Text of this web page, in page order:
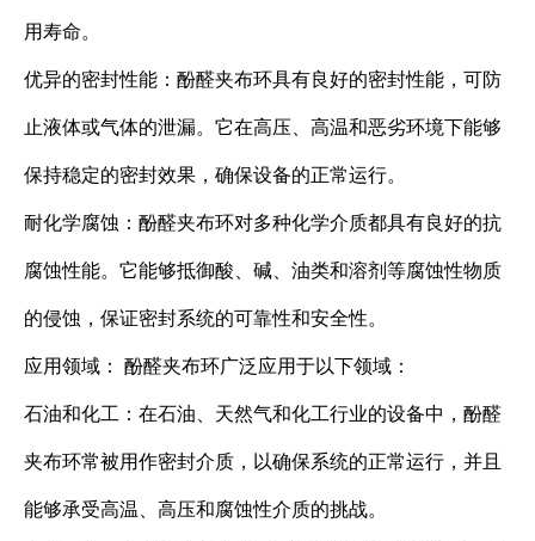
用寿命。
优异的密封性能：酚醛夹布环具有良好的密封性能，可防
止液体或气体的泄漏。它在高压、高温和恶劣环境下能够
保持稳定的密封效果，确保设备的正常运行。
耐化学腐蚀：酚醛夹布环对多种化学介质都具有良好的抗
腐蚀性能。它能够抵御酸、碱、油类和溶剂等腐蚀性物质
的侵蚀，保证密封系统的可靠性和安全性。
应用领域： 酚醛夹布环广泛应用于以下领域：
石油和化工：在石油、天然气和化工行业的设备中，酚醛
夹布环常被用作密封介质，以确保系统的正常运行，并且
能够承受高温、高压和腐蚀性介质的挑战。